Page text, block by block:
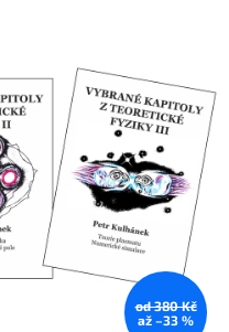
od 380 Kč
až –33 %